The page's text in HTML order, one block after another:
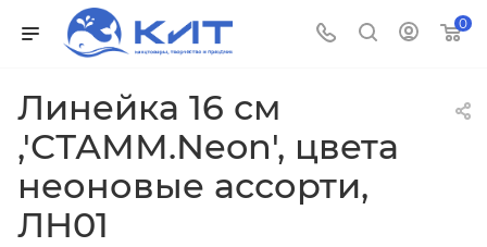
0
Линейка 16 см
,'СТАММ.Neon', цвета
неоновые ассорти,
ЛН01